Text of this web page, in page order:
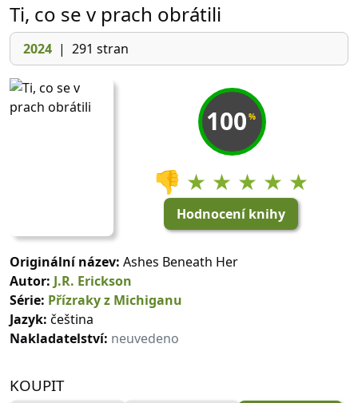
Ti, co se v prach obrátili
2024 | 291 stran
100 %
👎 ★ ★ ★ ★ ★
Hodnocení knihy
Originální název: Ashes Beneath Her
Autor: J.R. Erickson
Série: Přízraky z Michiganu
Jazyk: čeština
Nakladatelství: neuvedeno
KOUPIT